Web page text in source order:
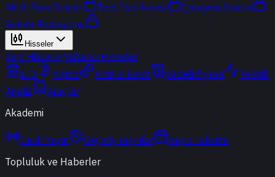
Akıllı Para Sinyali
Ters Fon Arama
Çakışma Analizi
Sektör Rotasyonu
Hisseler
Yerli HisselerYabancı Hisseler
ETF
Kripto Altın & Döviz Vadeli Piyasa
Teknik
Analiz
Araçlar
Akademi
Canlı Yayın Geçmiş Yayınlar
Yayın Takvimi
Topluluk ve Haberler